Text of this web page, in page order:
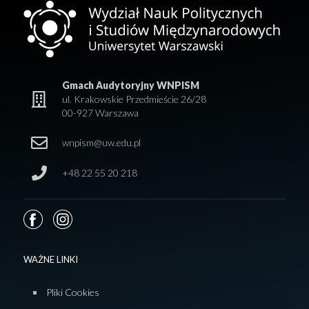
Gmach Audytoryjny WNPISM
ul. Krakowskie Przedmieście 26/28
00-927 Warszawa
wnpism@uw.edu.pl
+48 22 55 20 218
WAŻNE LINKI
Pliki Cookies